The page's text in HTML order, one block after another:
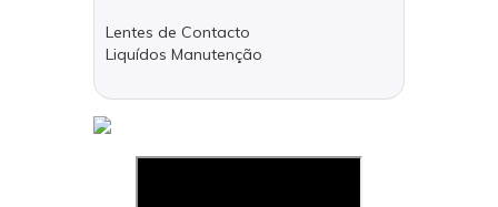
Lentes de Contacto
Liquídos Manutenção